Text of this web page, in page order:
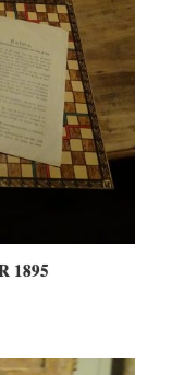
1895